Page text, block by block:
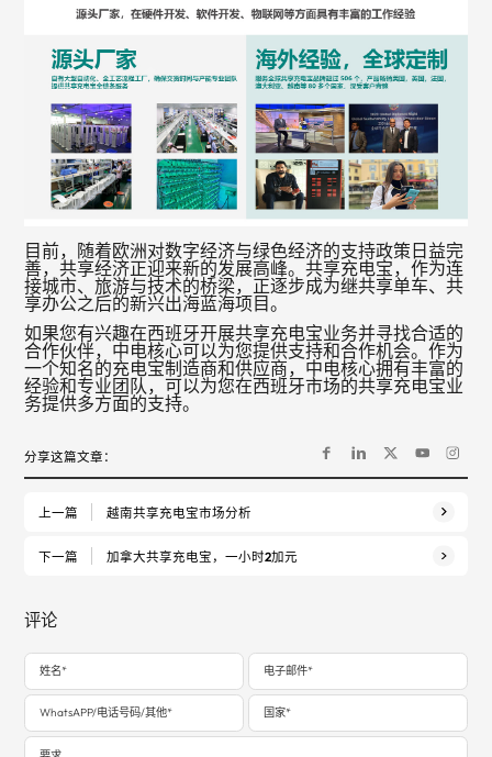
目前，随着欧洲对数字经济与绿色经济的支持政策日益完
善，共享经济正迎来新的发展高峰。共享充电宝，作为连
接城市、旅游与技术的桥梁，正逐步成为继共享单车、共
享办公之后的新兴出海蓝海项目。
如果您有兴趣在西班牙开展共享充电宝业务并寻找合适的
合作伙伴，中电核心可以为您提供支持和合作机会。作为
一个知名的充电宝制造商和供应商，中电核心拥有丰富的
经验和专业团队，可以为您在西班牙市场的共享充电宝业
务提供多方面的支持。
分享这篇文章：
上一篇 越南共享充电宝市场分析
下一篇 加拿大共享充电宝，一小时2加元
评论